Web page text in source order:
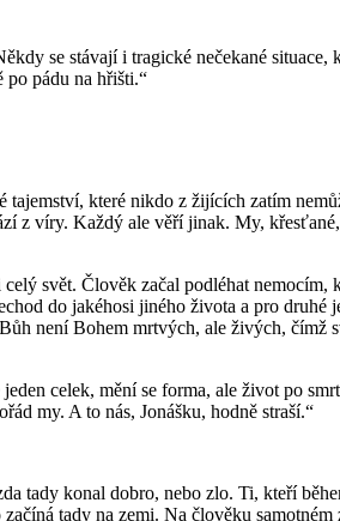
se stávají i tragické nečekané
po pádu na hřišti.“
které nikdo z žijících zatím
z víry. Každý ale věří jinak. My,
svět. Člověk začal podléhat nemocím,
do jakéhosi jiného života a pro
není Bohem mrtvých, ale živých, čímž
celek, mění se forma, ale život po
my. A to nás, Jonášku, hodně straší.“
tady konal dobro, nebo zlo. Ti, kteří
tady na zemi. Na člověku